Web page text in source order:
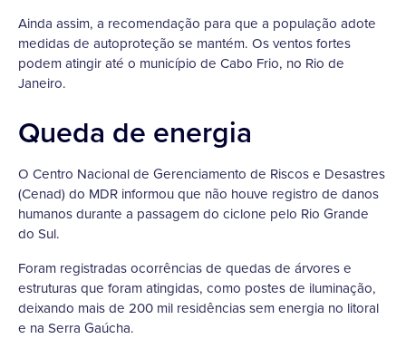
Ainda assim, a recomendação para que a população adote
medidas de autoproteção se mantém. Os ventos fortes
podem atingir até o município de Cabo Frio, no Rio de
Janeiro.
Queda de energia
O Centro Nacional de Gerenciamento de Riscos e Desastres
(Cenad) do MDR informou que não houve registro de danos
humanos durante a passagem do ciclone pelo Rio Grande
do Sul.
Foram registradas ocorrências de quedas de árvores e
estruturas que foram atingidas, como postes de iluminação,
deixando mais de 200 mil residências sem energia no litoral
e na Serra Gaúcha.